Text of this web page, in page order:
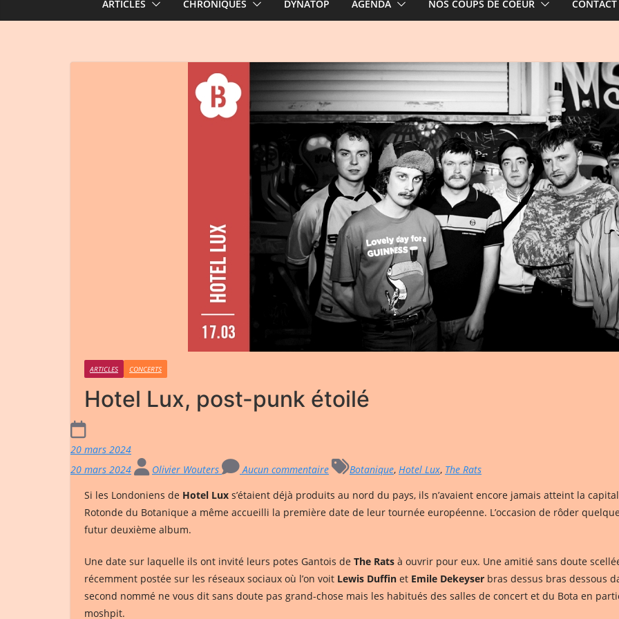
ARTICLES CHRONIQUES DYNATOP AGENDA NOS COUPS DE COEUR CONTACT
ARTICLES CONCERTS
Hotel Lux, post-punk étoilé
20 mars 2024
20 mars 2024
Olivier Wouters Aucun commentaire Botanique, Hotel Lux, The Rats
Si les Londoniens de Hotel Lux s’étaient déjà produits au nord du pays, ils n’avaient encore jamais atteint la
Rotonde du Botanique a même accueilli la première date de leur tournée européenne. L’occasion de rôder
futur deuxième album.
Une date sur laquelle ils ont invité leurs potes Gantois de The Rats à ouvrir pour eux. Une amitié sans doute
récemment postée sur les réseaux sociaux où l’on voit Lewis Duffin et Emile Dekeyser bras dessus bras dessous
second nommé ne vous dit sans doute pas grand-chose mais les habitués des salles de concert et du Bota en
moshpit.